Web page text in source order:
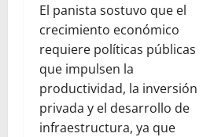
El panista sostuvo que el
crecimiento económico
requiere políticas públicas
que impulsen la
productividad, la inversión
privada y el desarrollo de
infraestructura, ya que